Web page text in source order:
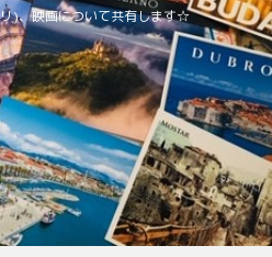
)、映画について共有します☆